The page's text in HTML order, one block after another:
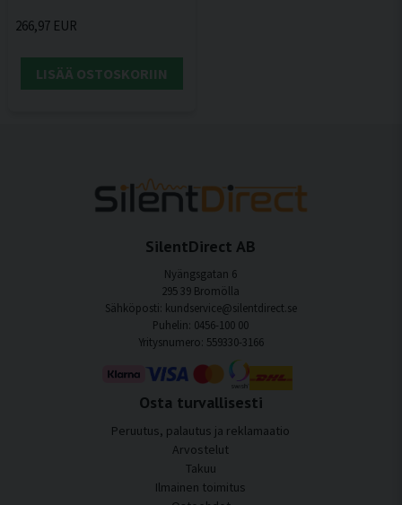
266,97 EUR
LISÄÄ OSTOSKORIIN
SilentDirect AB
Nyängsgatan 6
295 39 Bromölla
Sähköposti: kundservice@silentdirect.se
Puhelin: 0456-100 00
Yritysnumero: 559330-3166
Osta turvallisesti
Peruutus, palautus ja reklamaatio
Arvostelut
Takuu
Ilmainen toimitus